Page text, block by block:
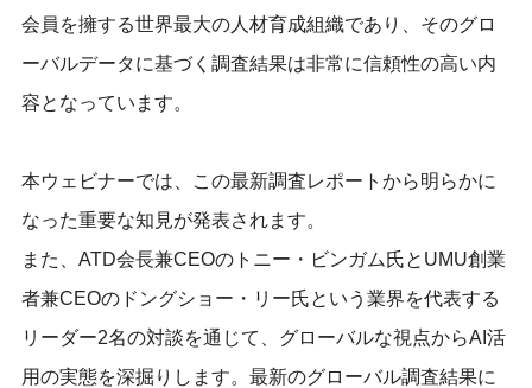
会員を擁する世界最大の人材育成組織であり、そのグロ
ーバルデータに基づく調査結果は非常に信頼性の高い内
容となっています。
本ウェビナーでは、この最新調査レポートから明らかに
なった重要な知見が発表されます。
また、ATD会長兼CEOのトニー・ビンガム氏とUMU創業
者兼CEOのドングショー・リー氏という業界を代表する
リーダー2名の対談を通じて、グローバルな視点からAI活
用の実態を深掘りします。最新のグローバル調査結果に